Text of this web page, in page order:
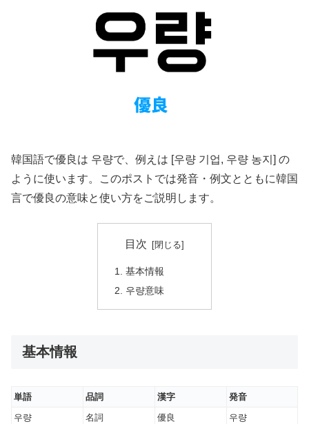
韓国語で優良は 우량で、例えは [우량 기업, 우량 농지] の
ように使います。このポストでは発音・例文とともに韓国
言で優良の意味と使い方をご説明します。
目次
基本情報
우량意味
基本情報
単語 品詞 漢字
発音
우량
名詞 優良 우량